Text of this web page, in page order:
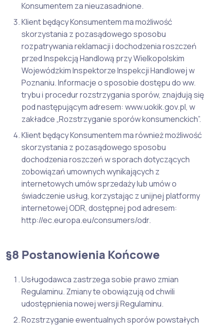
Konsumentem za nieuzasadnione.
Klient będący Konsumentem ma możliwość
skorzystania z pozasądowego sposobu
rozpatrywania reklamacji i dochodzenia roszczeń
przed Inspekcją Handlową przy Wielkopolskim
Wojewódzkim Inspektorze Inspekcji Handlowej w
Poznaniu. Informacje o sposobie dostępu do ww.
trybu i procedur rozstrzygania sporów, znajdują się
pod następującym adresem: www.uokik.gov.pl, w
zakładce „Rozstrzyganie sporów konsumenckich”.
Klient będący Konsumentem ma również możliwość
skorzystania z pozasądowego sposobu
dochodzenia roszczeń w sporach dotyczących
zobowiązań umownych wynikających z
internetowych umów sprzedaży lub umów o
świadczenie usług, korzystając z unijnej platformy
internetowej ODR, dostępnej pod adresem:
http://ec.europa.eu/consumers/odr.
§8 Postanowienia Końcowe
Usługodawca zastrzega sobie prawo zmian
Regulaminu. Zmiany te obowiązują od chwili
udostępnienia nowej wersji Regulaminu.
Rozstrzyganie ewentualnych sporów powstałych